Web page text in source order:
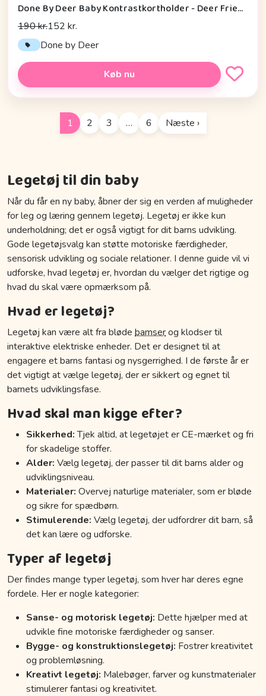
Done By Deer Baby Kontrastkortholder - Deer Friends - Sand
190 kr.152 kr.
Done by Deer
Køb nu
1 2 3 … 6 Næste ›
Legetøj til din baby
Når du får en ny baby, åbner der sig en verden af muligheder
for leg og læring gennem legetøj. Legetøj er ikke kun
underholdning; det er også vigtigt for dit barns udvikling.
Gode legetøjsvalg kan støtte motoriske færdigheder,
sensorisk udvikling og sociale relationer. I denne guide vil vi
udforske, hvad legetøj er, hvordan du vælger det rigtige og
hvad du skal være opmærksom på.
Hvad er legetøj?
Legetøj kan være alt fra bløde bamserog klodser til
interaktive elektriske enheder. Det er designet til at
engagere et barns fantasi og nysgerrighed. I de første år er
det vigtigt at vælge legetøj, der er sikkert og egnet til
barnets udviklingsfase.
Hvad skal man kigge efter?
Sikkerhed:Tjek altid, at legetøjet er CE-mærket og fri
for skadelige stoffer.
Alder: Vælg legetøj, der passer til dit barns alder og
udviklingsniveau.
Materialer: Overvej naturlige materialer, som er bløde
og sikre for spædbørn.
Stimulerende: Vælg legetøj, der udfordrer dit barn, så
det kan lære og udforske.
Typer af legetøj
Der findes mange typer legetøj, som hver har deres egne
fordele. Her er nogle kategorier:
Sanse- og motorisk legetøj: Dette hjælper med at
udvikle fine motoriske færdigheder og sanser.
Bygge- og konstruktionslegetøj: Fostrer kreativitet
og problemløsning.
Kreativt legetøj: Malebøger, farver og kunstmaterialer
stimulerer fantasi og kreativitet.